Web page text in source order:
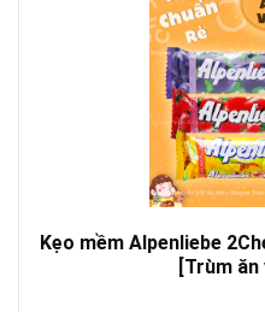
Kẹo mềm Alpenliebe
[Trùm ăn